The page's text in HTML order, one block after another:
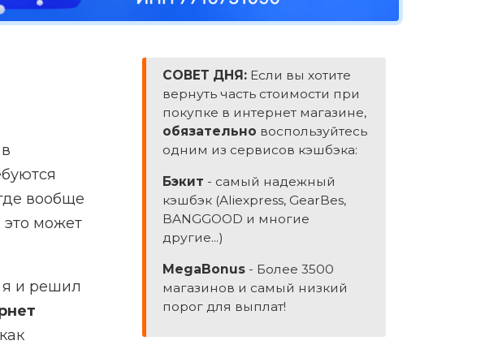
вообще
это может
я и решил
СОВЕТ ДНЯ: Если вы хотите
вернуть часть стоимости при
покупке в интернет магазине,
обязательно воспользуйтесь
одним из сервисов кэшбэка:
Бэкит - самый надежный
кэшбэк (Aliexpress, GearBes,
BANGGOOD и многие
другие...)
MegaBonus - Более 3500
магазинов и самый низкий
порог для выплат!